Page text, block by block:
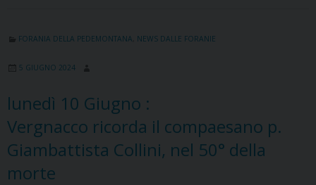
FORANIA DELLA PEDEMONTANA NEWS DALLE FORANIE
5 GIUGNO 2024
lunedì 10 Giugno :
Vergnacco ricorda il compaesano p.
Giambattista Collini, nel 50° della
morte